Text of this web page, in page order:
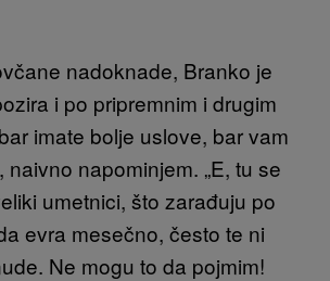
nadoknade, Branko je
i po pripremnim i drugim
imate bolje uslove, bar vam
naivno napominjem. „E, tu se
umetnici, što zarađuju po
evra mesečno, često te ni
Ne mogu to da pojmim!